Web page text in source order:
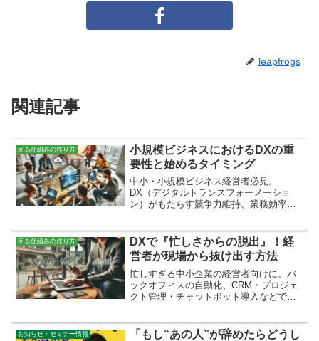
leapfrogs
関連記事
回る仕組みの作り方
小規模ビジネスにおけるDXの重
要性と始めるタイミング
中小・小規模ビジネス経営者必見。
DX（デジタルトランスフォーメーショ
ン）がもたらす競争力維持、業務効率
（現状分析・市場変化・技術進化・経営
資源）を解説します。
回る仕組みの作り方
DXで『忙しさからの脱出』！経
営者が現場から抜け出す方法
忙しすぎる中小企業の経営者向けに、バ
ックオフィスの自動化、CRM・プロジェ
クト管理・チャットボット導入などで現
向上のステップも紹介します。
お知らせ・セミナー情報
「もし“あの人”が辞めたらどうし